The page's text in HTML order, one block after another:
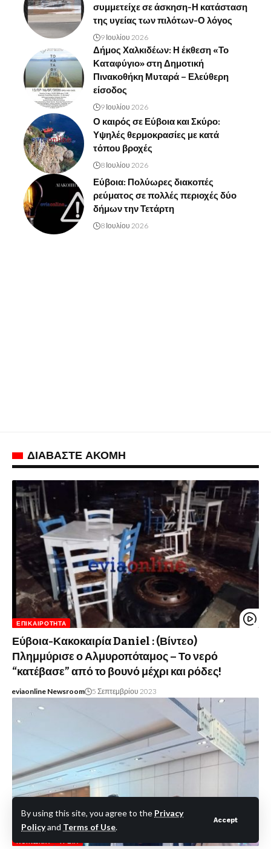
By using this site, you agree to the Privacy
Policyand Terms of Use.
Accept
συμμετείχε σε άσκηση-Η κατάσταση
της υγείας των πιλότων-Ο λόγος
9 Ιουλίου 2026
Δήμος Χαλκιδέων: Η έκθεση «Το
Καταφύγιο» στη Δημοτική
Πινακοθήκη Μυταρά – Ελεύθερη
είσοδος
9 Ιουλίου 2026
Ο καιρός σε Εύβοια και Σκύρο:
Υψηλές θερμοκρασίες με κατά
τόπου βροχές
8 Ιουλίου 2026
Εύβοια: Πολύωρες διακοπές
ρεύματος σε πολλές περιοχές δύο
δήμων την Τετάρτη
8 Ιουλίου 2026
ΔΙΑΒΑΣΤΕ ΑΚΟΜΗ
ΕΠΙΚΑΙΡΌΤΗΤΑ
Εύβοια-Κακοκαιρία Daniel : (Βίντεο)
Πλημμύρισε ο Αλμυροπόταμος – Το νερό
“κατέβασε” από το βουνό μέχρι και ρόδες!
eviaonline Newsroom 5 Σεπτεμβρίου 2023